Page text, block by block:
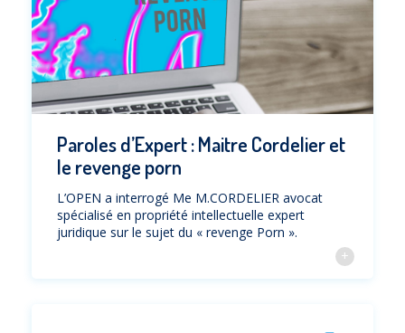
Paroles d’Expert : Maitre Cordelier et
le revenge porn
L’OPEN a interrogé Me M.CORDELIER avocat
spécialisé en propriété intellectuelle expert
juridique sur le sujet du « revenge Porn ».